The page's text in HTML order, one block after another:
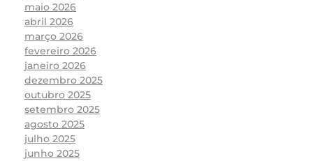
maio 2026
abril 2026
março 2026
fevereiro 2026
janeiro 2026
dezembro 2025
outubro 2025
setembro 2025
agosto 2025
julho 2025
junho 2025